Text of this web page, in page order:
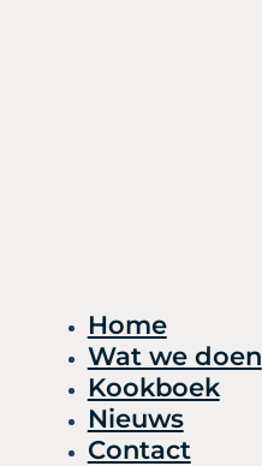
Home
Wat we doen
Kookboek
Nieuws
Contact